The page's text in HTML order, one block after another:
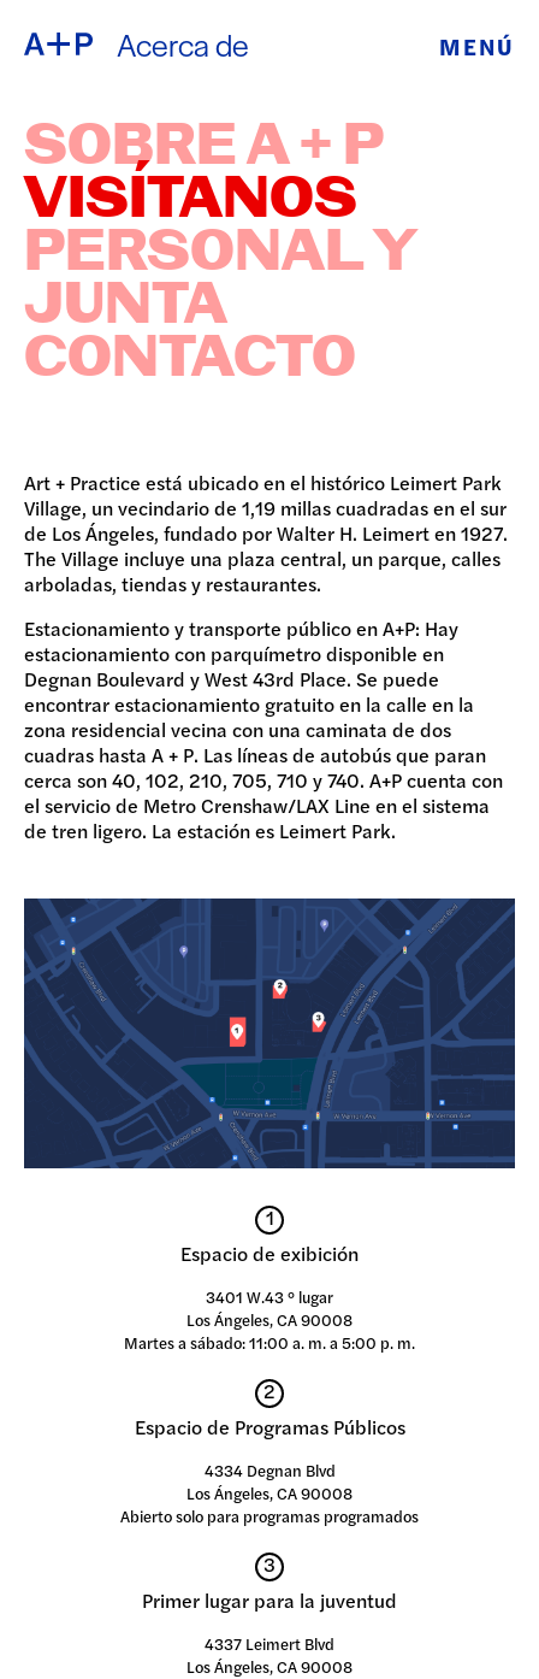
Acerca de MENÚ
EDUCACIÓN
JUVENTUD
DE CRIANZA
PROGRAMAS
PÚBLICOS
ARCHIVO
DONAR
ESPAÑOL
普通话
日本語
SOBRE A + P
VISÍTANOS
PERSONAL Y
JUNTA
CONTACTO
Art + Practice está ubicado en el histórico Leimert Park
Village, un vecindario de 1,19 millas cuadradas en el sur
de Los Ángeles, fundado por Walter H. Leimert en 1927.
The Village incluye una plaza central, un parque, calles
arboladas, tiendas y restaurantes.
Estacionamiento y transporte público en A+P: Hay
estacionamiento con parquímetro disponible en
Degnan Boulevard y West 43rd Place. Se puede
encontrar estacionamiento gratuito en la calle en la
zona residencial vecina con una caminata de dos
cuadras hasta A + P. Las líneas de autobús que paran
cerca son 40, 102, 210, 705, 710 y 740. A+P cuenta con
el servicio de Metro Crenshaw/LAX Line en el sistema
de tren ligero. La estación es Leimert Park.
1
Espacio de exibición
3401 W.43 ° lugar
Los Ángeles, CA 90008
Martes a sábado: 11:00 a. m. a 5:00 p. m.
2
Espacio de Programas Públicos
4334 Degnan Blvd
Los Ángeles, CA 90008
Abierto solo para programas programados
3
Primer lugar para la juventud
4337 Leimert Blvd
Los Ángeles, CA 90008